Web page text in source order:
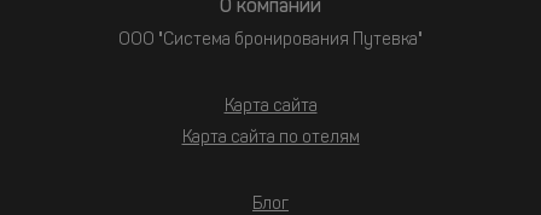
О компании
ООО "Система бронирования Путевка"
Карта сайта
Карта сайта по отелям
Блог